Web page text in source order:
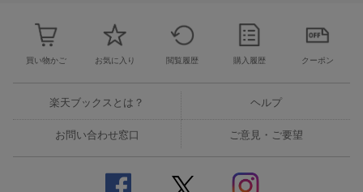
買い物かご お気に入り 閲覧履歴 購入履歴 クーポン
楽天ブックスとは？ ヘルプ
お問い合わせ窓口 ご意見・ご要望